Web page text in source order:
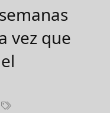
vez que
E